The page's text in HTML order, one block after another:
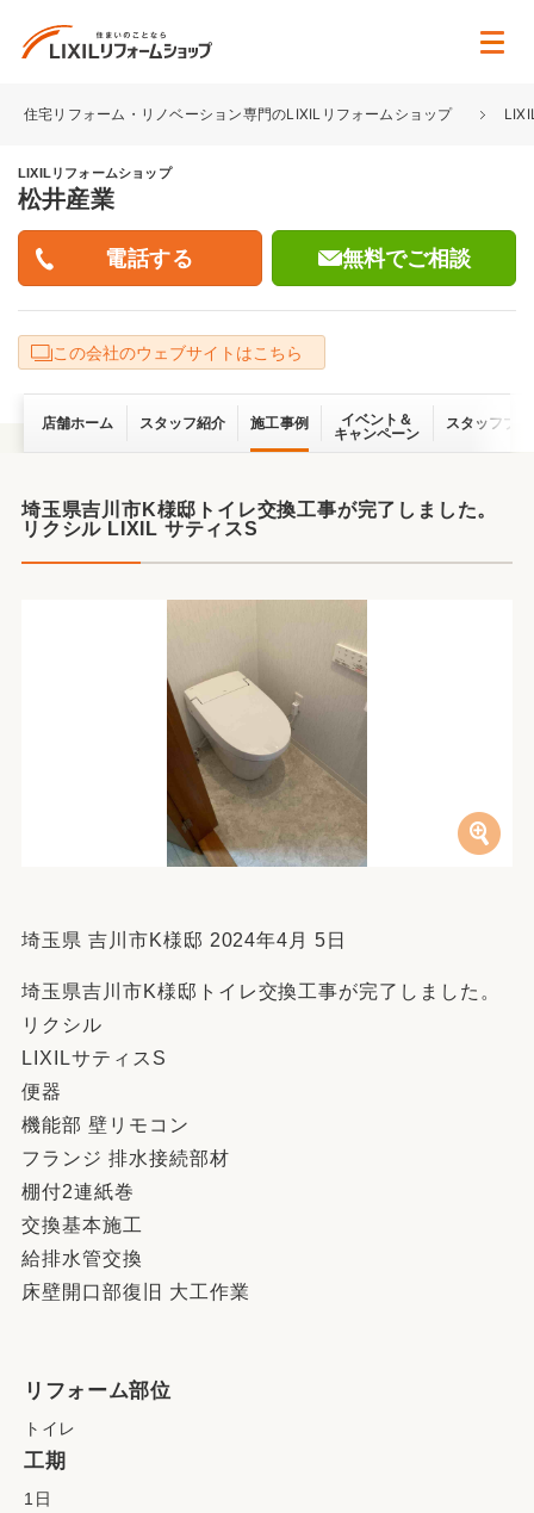
住宅リフォーム・リノベーション専門のLIXILリフォームショップ
LIXILリフォームショップ
松井産業
無料でご相談
この会社のウェブサイトはこちら
店舗ホーム スタッフ紹介 施工事例
イベント＆
キャンペーン
スタッフブ
埼玉県吉川市K様邸トイレ交換工事が完了しました。
リクシル LIXIL サティスS
埼玉県 吉川市K様邸 2024年4月 5日
埼玉県吉川市K様邸トイレ交換工事が完了しました。
リクシル
LIXILサティスS
便器
機能部 壁リモコン
フランジ 排水接続部材
棚付2連紙巻
交換基本施工
給排水管交換
床壁開口部復旧 大工作業
リフォーム部位
トイレ
工期
1日